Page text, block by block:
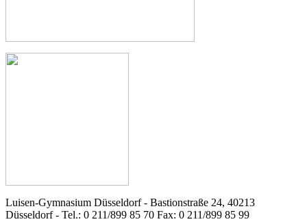
Luisen-Gymnasium Düsseldorf - Bastionstraße 24, 40213
Düsseldorf - Tel.: 0 211/899 85 70 Fax: 0 211/899 85 99